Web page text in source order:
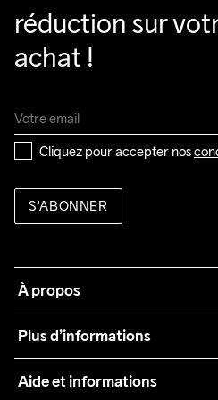
réduction sur
achat !
Cliquez pour accepter nos
S'ABONNER
À propos
Plus d’informations
Aide et informations